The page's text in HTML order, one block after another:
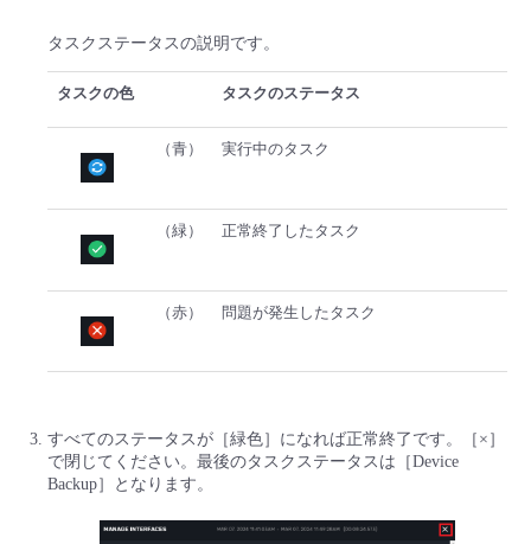
タスクステータスの説明です。
タスクの色 タスクのステータス
（青） 実行中のタスク
（緑） 正常終了したタスク
（赤） 問題が発生したタスク
すべてのステータスが［緑色］になれば正常終了です。［×］
で閉じてください。最後のタスクステータスは［Device
Backup］となります。